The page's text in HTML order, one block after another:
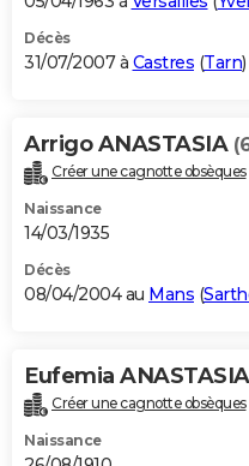
Décès
31/07/2007 à Castres (Tarn)
Arrigo ANASTASIA
Créer une cagnotte obsèques
Naissance
14/03/1935
Décès
08/04/2004 au Mans (
Eufemia ANASTASIA
Créer une cagnotte obsèques
Naissance